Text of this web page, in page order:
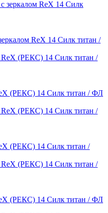
RеX 14 Силк титан /
(РЕКС) 14 Силк титан / ФЛ
(РЕКС) 14 Силк титан /
(РЕКС) 14 Силк титан / ФЛ